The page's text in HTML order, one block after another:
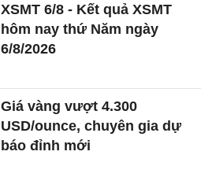
XSMT 6/8 - Kết quả XSMT
hôm nay thứ Năm ngày
6/8/2026
Giá vàng vượt 4.300
USD/ounce, chuyên gia dự
báo đỉnh mới